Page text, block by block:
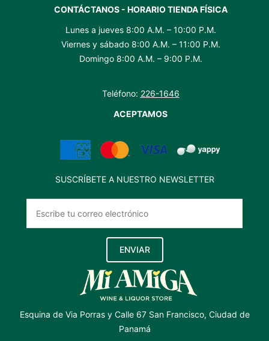
CONTÁCTANOS - HORARIO TIENDA FÍSICA
Lunes a jueves 8:00 A.M. – 10:00 P.M.
Viernes y sábado 8:00 A.M. – 11:00 P.M.
Domingo 8:00 A.M. – 9:00 P.M.
Teléfono: 226-1646
ACEPTAMOS
SUSCRÍBETE A NUESTRO NEWSLETTER
ENVIAR
Esquina de Via Porras y Calle 67 San Francisco, Ciudad de
Panamá